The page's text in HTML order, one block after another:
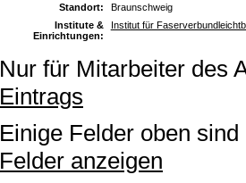
Standort:
Braunschweig
Institute &
Einrichtungen:
Institut für
Nur für Mitarbeiter des
Eintrags
Einige Felder oben
Felder anzeigen